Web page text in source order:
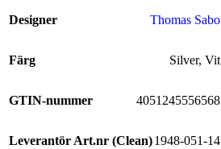
Designer Thomas Sabo
Färg Silver, Vit
GTIN-nummer 4051245556568
Leverantör Art.nr (Clean)1948-051-14